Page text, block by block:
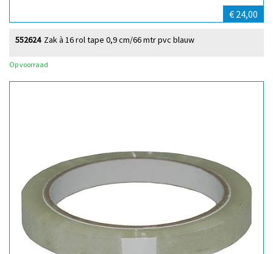
€ 24,00
Zak à 16 rol tape 0,9 cm/66 mtr pvc blauw
552624
Op voorraad